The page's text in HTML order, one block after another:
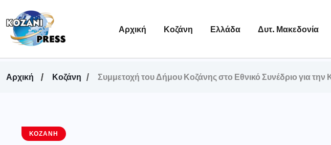
Αρχική Κοζάνη Ελλάδα Δυτ. Μακεδονία
Αρχική Κοζάνη Συμμετοχή του Δήμου Κοζάνης στο Εθνικό Συνέδριο για την
ΚΟΖΆΝΗ